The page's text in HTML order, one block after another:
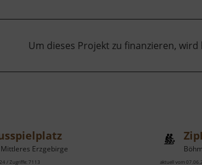
Um dieses Projekt zu finanzieren,
Mittleres Erzgebirge
/ Zugriffe: 7113 aktuell vom